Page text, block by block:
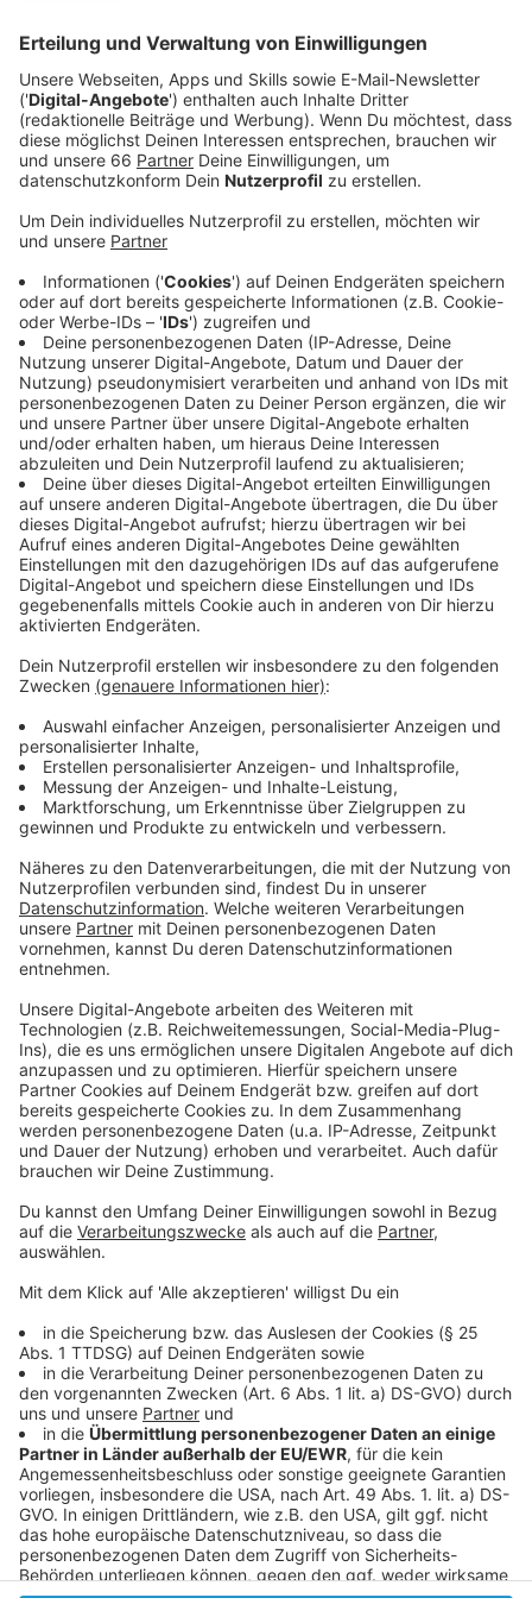
Holthausen und Oberkassel geben. Abschließend
dann das große Finale auf der Kö.
Veröffentlicht:Montag, 08.04.2024 11:49
Anzeige
Für den Petit Départ kann man sich ab sofort
anmelden. Es gibt für die vier Rennen insgesamt 600
freie Plätze. Dieses Jahr können die Jahrgänge 2012
bis 2015 teilnehmen; also in der Regel Dritt- bis
Sechstklässler. Bei den ersten vier Aktionstagen im
Mai und Juni messen sich die Kinder in drei Kategorien:
Geschicklichkeit, Sprint und Zeitfahren. Die Teilnahme
ist kostenlos. Anmeldungen sind so lange möglich, wie
es freie Plätze gibt. Das Finale findet dann im August
beim Radrennen "Rund um die Kö" statt.
Anzeige
Weitere Infos und Links zum Thema:
Anzeige
Termine und Orte des Petit Départ 2024:
• Samstag, 11. Mai, 11 Uhr: Rath, Rather Waldstadion,
Wilhelm-Unger-Str. 7
• Samstag, 18. Mai, 11 Uhr: Stockum, Arena-Sportpark,
Am Staad 11
• Samstag, 1. Juni, 11 Uhr: Holthausen, Sportpark
Niederheid, Paul-Thomas-Str. 35
• Samstag, 8. Juni, 11 Uhr: Oberkassel,
Schorlemerstraße 61
Infos und Anmelden zum "Petit Départ 2024"
Meldung der Stadt dazu
wieder - auch wieder mit unserem ANTENNE-Team
Anzeige
Anzeige